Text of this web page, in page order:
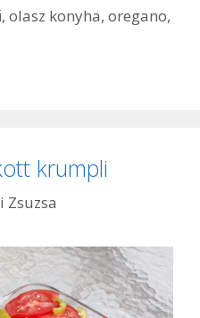
,olasz konyha,oregano,
krumpli
Zsuzsa